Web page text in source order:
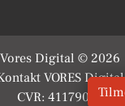
Vores Digital © 2026
VORES Digital
CVR: 41179082